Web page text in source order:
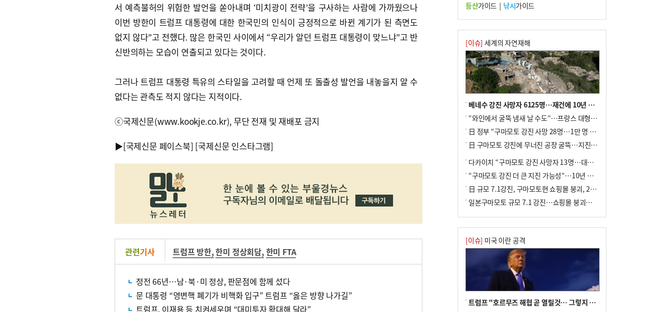
서 예측불허의 위험한 발언을 쏟아내며 ‘미치광이 전략’을 구사하는 사람에 가까웠으나
이번 방한이 트럼프 대통령에 대한 한국민의 인식이 긍정적으로 바뀐 계기가 된 측면도
없지 않다”고 전했다. 많은 한국민 사이에서 “우리가 알던 트럼프 대통령이 맞느냐”고 반
신반의하는 모습이 연출되고 있다는 것이다.
그러나 트럼프 대통령 특유의 스타일을 고려할 때 언제 또 돌출성 발언을 내놓을지 알 수
없다는 관측도 적지 않다는 지적이다.
ⓒ국제신문(www.kookje.co.kr), 무단 전재 및 재배포 금지
▶[국제신문 페이스북] [국제신문 인스타그램]
관련기사 트럼프 방한,한미 정상회담,한미 FTA
정전 66년…남·북·미 정상, 판문점에 함께 섰다
문 대통령 “영변핵 폐기가 비핵화 입구” 트럼프 “옳은 방향 나가길”
트럼프, 이재용 등 치켜세우며 “대미투자 확대해 달라”
10 탄소흡수력 높여 폭염 대응…부산 도시숲
지도 다시 그린다
등산가이드| 낚시가이드
[이슈] 세계의 자연재해
베네수 강진 사망자 6125명…재건에 10년 이상 걸릴수도
“와인에서 굴뚝 냄새 날 수도”…프랑스 대형 산불에 보르도 와인 품질 위협
日 정부 “구마모토 강진 사망 28명…1만 명 대피”
日 구마모토 강진에 무너진 공장 굴뚝…지진 사망자 최소 13명
다카이치 “구마모토 강진 사망자 13명…대규모 피해 확인”
“구마모토 강진 더 큰 지진 가능성”…10년 전 지진에 단층 재활성
日 규모 7.1강진, 구마모토현 쇼핑몰 붕괴, 2명 사망
일본구마모토 규모 7.1 강진…쇼핑몰 붕괴로 직원 20여 명 갇힌 듯
[이슈] 미국 이란 공격
트럼프 "호르무즈 해협 곧 열릴것… 그렇지 않으면 이란에 강력 공격"